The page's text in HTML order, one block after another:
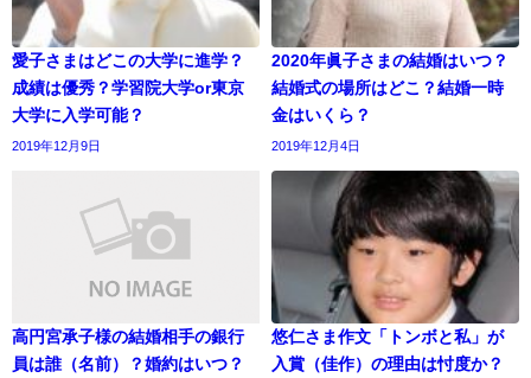
愛子さまはどこの大学に進学？
成績は優秀？学習院大学or東京
大学に入学可能？
2019年12月9日
2020年眞子さまの結婚はいつ？
結婚式の場所はどこ？結婚一時
金はいくら？
2019年12月4日
高円宮承子様の結婚相手の銀行
員は誰（名前）？婚約はいつ？
悠仁さま作文「トンボと私」が
入賞（佳作）の理由は忖度か？